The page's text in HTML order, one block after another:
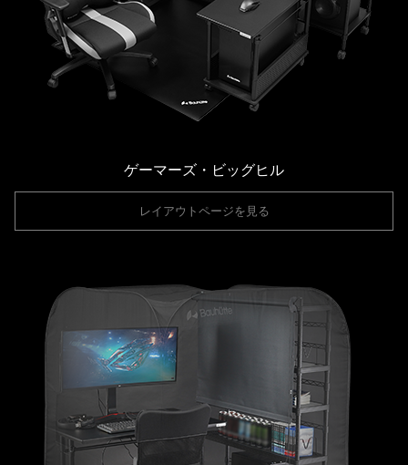
ゲーマーズ・ビッグヒル
レイアウトページを見る